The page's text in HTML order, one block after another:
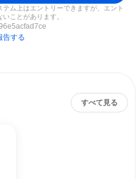
ム上はエントリーできますが、エント
ことがあります。
告する
すべて見る